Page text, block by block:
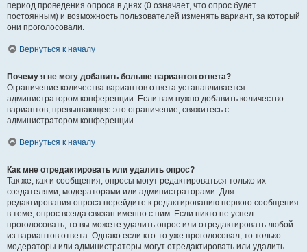
период проведения опроса в днях (0 означает, что опрос будет
постоянным) и возможность пользователей изменять вариант, за который
они проголосовали.
Вернуться к началу
Почему я не могу добавить больше вариантов ответа?
Ограничение количества вариантов ответа устанавливается
администратором конференции. Если вам нужно добавить количество
вариантов, превышающее это ограничение, свяжитесь с
администратором конференции.
Вернуться к началу
Как мне отредактировать или удалить опрос?
Так же, как и сообщения, опросы могут редактироваться только их
создателями, модераторами или администраторами. Для
редактирования опроса перейдите к редактированию первого сообщения
в теме; опрос всегда связан именно с ним. Если никто не успел
проголосовать, то вы можете удалить опрос или отредактировать любой
из вариантов ответа. Однако если кто-то уже проголосовал, то только
модераторы или администраторы могут отредактировать или удалить